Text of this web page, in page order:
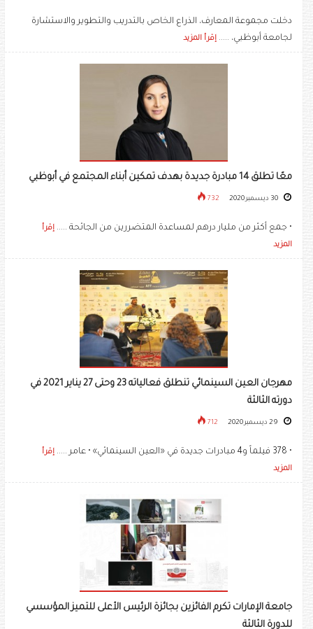
دخلت مجموعة المعارف، الذراع الخاص بالتدريب والتطوير والاستشارة
لجامعة أبوظبي، ..... إقرأ المزيد
معًا تطلق 14 مبادرة جديدة بهدف تمكين أبناء المجتمع في أبوظبي
732
• جمع أكثر من مليار درهم لمساعدة المتضررين من الجائحة ..... إقرأ
المزيد
مهرجان العين السينمائي تنطلق فعالياته 23 وحتى 27 يناير 2021 في
دورته الثالثة
712
• 378 فيلماً و4 مبادرات جديدة في «العين السينمائي» • عامر .....
إقرأ
المزيد
جامعة الإمارات تكرم الفائزين بجائزة الرئيس الأعلى للتميز المؤسسي
للدورة الثالثة